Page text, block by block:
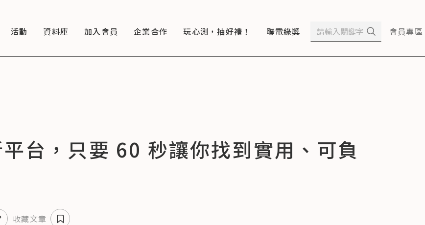
活動 資料庫 加入會員 企業合作 玩心測，抽好禮！ 聯電綠獎 會員專區
平台，只要 60 秒讓你找到實用、可負
收藏文章